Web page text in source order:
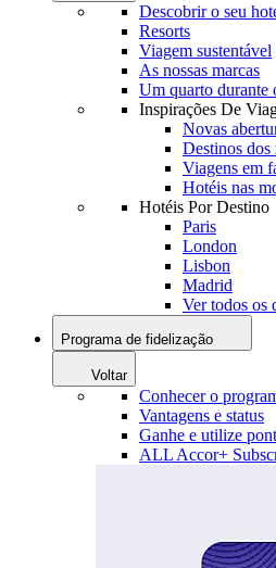
Descobrir o seu
Resorts
Viagem sustentável
As nossas marcas
Um quarto durante
Inspirações De
Novas
Destinos dos
Viagens em
Hotéis nas
Hotéis Por Destino
Paris
London
Lisbon
Madrid
Ver todos os
Programa de fidelização
Voltar
Conhecer o
Vantagens e status
Ganhe e utilize
ALL Accor+